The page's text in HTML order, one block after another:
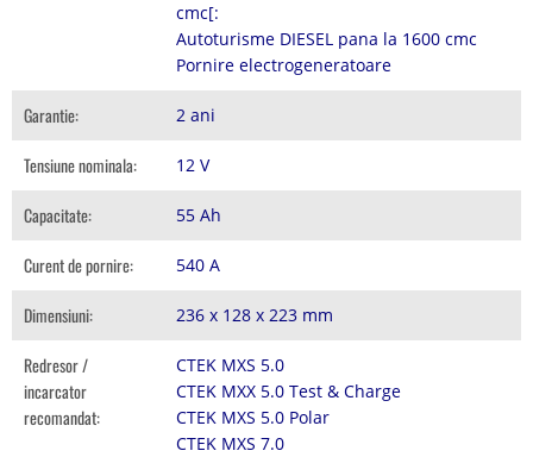
cmc[:
Autoturisme DIESEL pana la 1600 cmc
Pornire electrogeneratoare
Garantie: 2 ani
Tensiune nominala: 12 V
Capacitate: 55 Ah
Curent de pornire: 540 A
Dimensiuni: 236 x 128 x 223 mm
Redresor /
incarcator
recomandat:
CTEK MXS 5.0
CTEK MXX 5.0 Test & Charge
CTEK MXS 5.0 Polar
CTEK MXS 7.0